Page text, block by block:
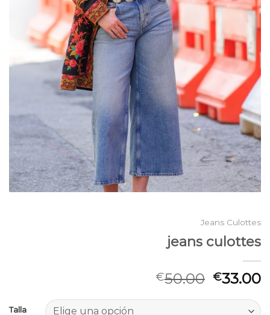
Jeans Culottes
jeans culottes
€50.00 €33.00
Talla